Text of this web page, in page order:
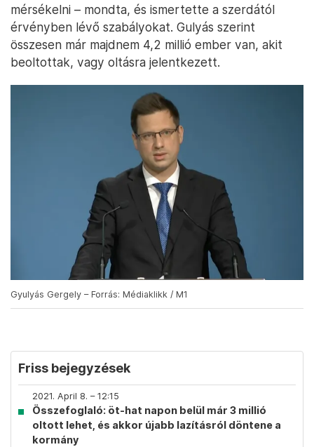
mérsékelni – mondta, és ismertette a szerdától
érvényben lévő szabályokat. Gulyás szerint
összesen már majdnem 4,2 millió ember van, akit
beoltottak, vagy oltásra jelentkezett.
Gyulyás Gergely – Forrás: Médiaklikk / M1
Friss bejegyzések
2021. April 8. – 12:15
Összefoglaló: öt-hat napon belül már 3 millió
oltott lehet, és akkor újabb lazításról döntene a
kormány